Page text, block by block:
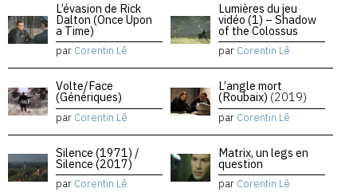
L’évasion de Rick
Dalton (Once Upon
a Time)
par Corentin Lê
Lumières du jeu
vidéo (1) – Shadow
of the Colossus
par Corentin Lê
Volte/Face
(Génériques)
par Corentin Lê
L’angle mort
(Roubaix) (2019)
par Corentin Lê
Silence (1971) /
Silence (2017)
par Corentin Lê
Matrix, un legs en
question
par Corentin Lê